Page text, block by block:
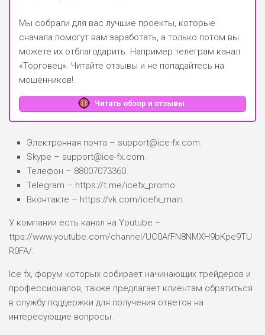
Мы собрали для вас лучшие проекты, которые
сначала помогут вам заработать, а только потом вы
можете их отблагодарить. Например телеграм канал
«Торговец» . Читайте отзывы и не попадайтесь на
мошенников!
Читать обзор и отзывы
Электронная почта – support@ice-fx.com.
Skype – support@ice-fx.com.
Телефон – 88007073360.
Telegram – https://t.me/icefx_promo.
Вконтакте – https://vk.com/icefx_main.
У компании есть канал на Youtube –
ttps://www.youtube.com/channel/UC0AfFN8NMXH9bKpe9TU
R0FA/.
Ice fx, форум которых собирает начинающих трейдеров и
профессионалов, также предлагает клиентам обратиться
в службу поддержки для получения ответов на
интересующие вопросы.